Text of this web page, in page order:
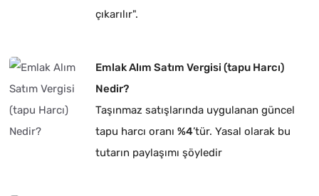
çıkarılır".
Emlak Alım Satım Vergisi (tapu Harcı)
Nedir?
Taşınmaz satışlarında uygulanan güncel
tapu harcı oranı %4’tür. Yasal olarak bu
tutarın paylaşımı şöyledir